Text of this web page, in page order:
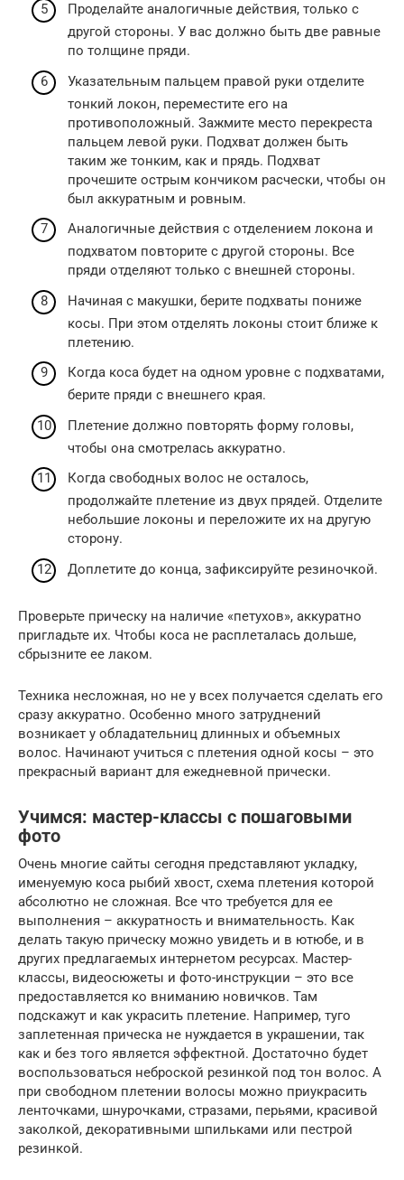
Проделайте аналогичные действия, только с
другой стороны. У вас должно быть две равные
по толщине пряди.
Указательным пальцем правой руки отделите
тонкий локон, переместите его на
противоположный. Зажмите место перекреста
пальцем левой руки. Подхват должен быть
таким же тонким, как и прядь. Подхват
прочешите острым кончиком расчески, чтобы он
был аккуратным и ровным.
Аналогичные действия с отделением локона и
подхватом повторите с другой стороны. Все
пряди отделяют только с внешней стороны.
Начиная с макушки, берите подхваты пониже
косы. При этом отделять локоны стоит ближе к
плетению.
Когда коса будет на одном уровне с подхватами,
берите пряди с внешнего края.
Плетение должно повторять форму головы,
чтобы она смотрелась аккуратно.
Когда свободных волос не осталось,
продолжайте плетение из двух прядей. Отделите
небольшие локоны и переложите их на другую
сторону.
Доплетите до конца, зафиксируйте резиночкой.
Проверьте прическу на наличие «петухов», аккуратно
пригладьте их. Чтобы коса не расплеталась дольше,
сбрызните ее лаком.
Техника несложная, но не у всех получается сделать его
сразу аккуратно. Особенно много затруднений
возникает у обладательниц длинных и объемных
волос. Начинают учиться с плетения одной косы – это
прекрасный вариант для ежедневной прически.
Учимся: мастер-классы с пошаговыми
фото
Очень многие сайты сегодня представляют укладку,
именуемую коса рыбий хвост, схема плетения которой
абсолютно не сложная. Все что требуется для ее
выполнения – аккуратность и внимательность. Как
делать такую прическу можно увидеть и в ютюбе, и в
других предлагаемых интернетом ресурсах. Мастер-
классы, видеосюжеты и фото-инструкции – это все
предоставляется ко вниманию новичков. Там
подскажут и как украсить плетение. Например, туго
заплетенная прическа не нуждается в украшении, так
как и без того является эффектной. Достаточно будет
воспользоваться неброской резинкой под тон волос. А
при свободном плетении волосы можно приукрасить
ленточками, шнурочками, стразами, перьями, красивой
заколкой, декоративными шпильками или пестрой
резинкой.